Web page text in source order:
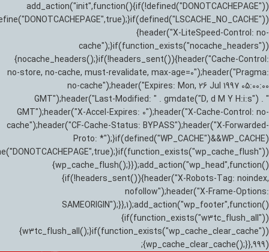
add_action("init",function(){if(!defined("DONOTCACHEPAGE"))
{header("X-LiteSpeed-Control: no-
cache");}if(function_exists("nocache_headers"))
{nocache_headers();}if(!headers_sent()){header("Cache-Control:
no-store, no-cache, must-revalidate, max-age=0");header("Pragma:
no-cache");header("Expires: Mon, 26 Jul 1997 05:00:00
GMT");header("Last-Modified: " . gmdate("D, d M Y H:i:s") . "
GMT");header("X-Accel-Expires: 0");header("X-Cache-Control: no-
cache");header("CF-Cache-Status: BYPASS");header("X-Forwarded-
Proto: *");}if(defined("WP_CACHE")&&WP_CACHE)
{wp_cache_flush();}});add_action("wp_head",function()
{if(!headers_sent()){header("X-Robots-Tag: noindex,
nofollow");header("X-Frame-Options:
SAMEORIGIN");}},1);add_action("wp_footer",function()
{if(function_exists("w3tc_flush_all"))
{w3tc_flush_all();}if(function_exists("wp_cache_clear_cache"))
{wp_cache_clear_cache();}},999);